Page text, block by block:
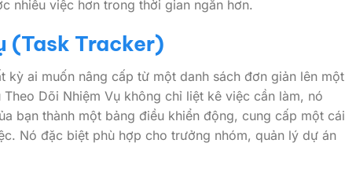
nhiều việc hơn trong thời gian ngắn hơn.
(Task Tracker)
ai muốn nâng cấp từ một danh sách đơn giản lên một
Dõi Nhiệm Vụ không chỉ liệt kê việc cần làm, nó
bạn thành một bảng điều khiển động, cung cấp một cái
Nó đặc biệt phù hợp cho trưởng nhóm, quản lý dự án